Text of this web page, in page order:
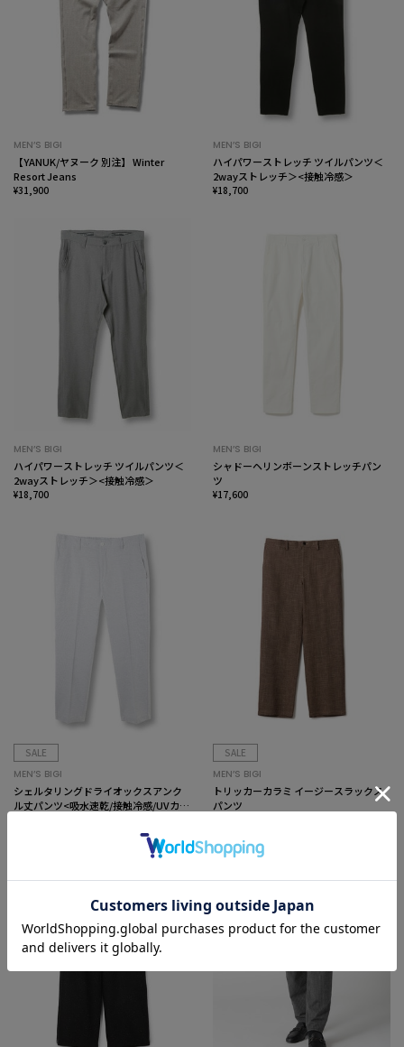
MEN’S BIGI
【YANUK/ヤヌーク 別注】 Winter
Resort Jeans
¥31,900
MEN’S BIGI
ハイパワーストレッチ ツイルパンツ＜
2wayストレッチ＞<接触冷感＞
¥18,700
MEN’S BIGI
ハイパワーストレッチ ツイルパンツ＜
2wayストレッチ＞<接触冷感＞
¥18,700
MEN’S BIGI
シャドーヘリンボーンストレッチパン
ツ
¥17,600
SALE
MEN’S BIGI
シェルタリングドライオックスアンク
ル丈パンツ<吸水速乾/接触冷感/UVカッ
SALE
MEN’S BIGI
トリッカーカラミ イージースラックス
パンツ